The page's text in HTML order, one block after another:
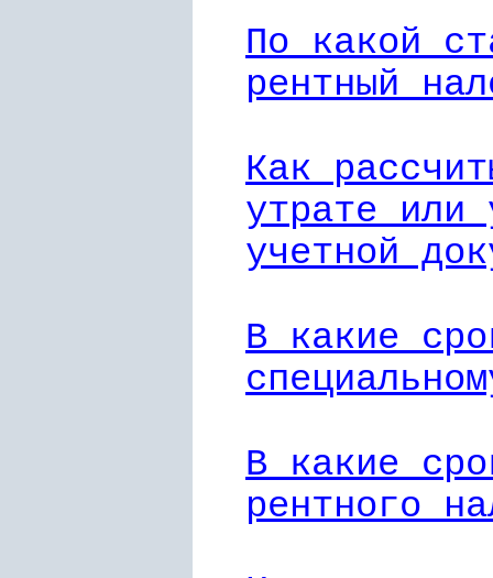
По какой
рентный
Как
утрате или
учетной
В какие
В какие
рентного